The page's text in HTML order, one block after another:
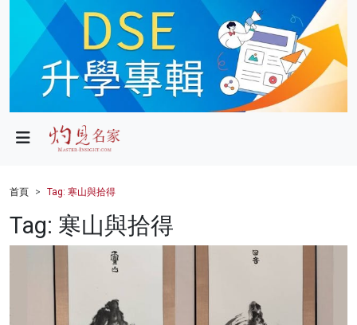
政局
財經
健康
商業
首頁 Tag: 寒山與拾得
Tag: 寒山與拾得